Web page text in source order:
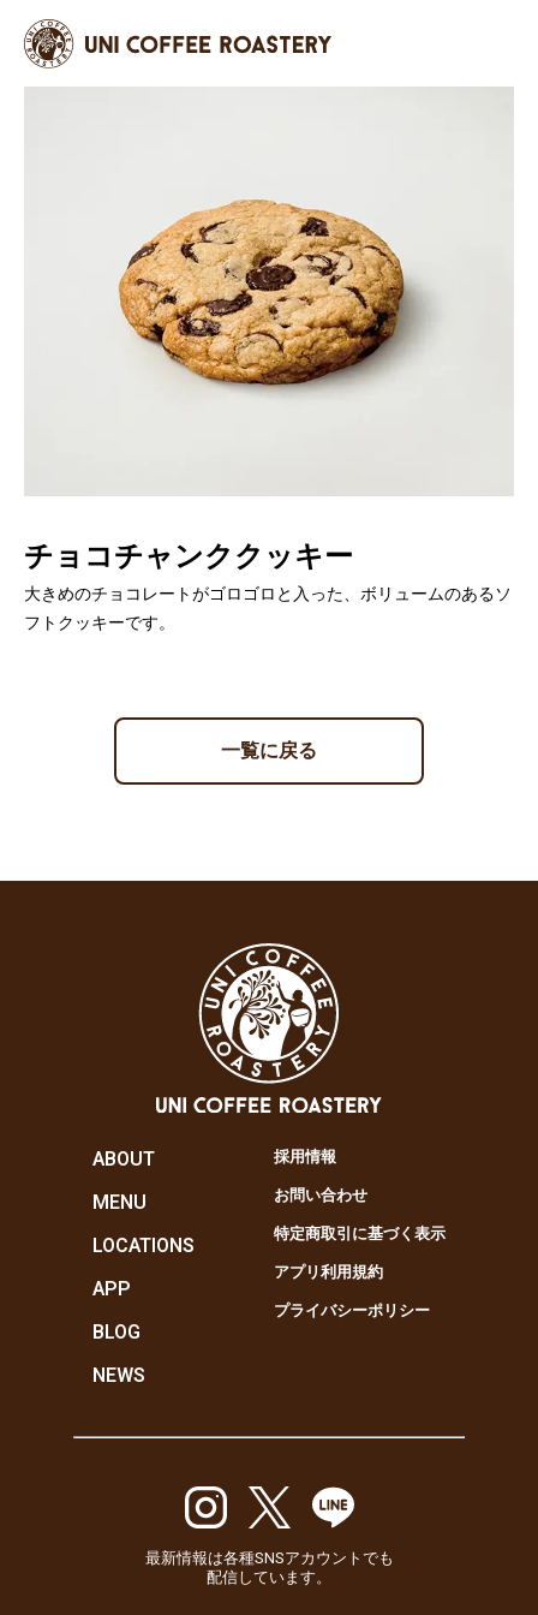
チョコチャンククッキー
大きめのチョコレートがゴロゴロと入った、ボリュームのあるソ
フトクッキーです。
一覧に戻る
ABOUT
MENU
LOCATIONS
APP
BLOG
NEWS
採用情報
お問い合わせ
特定商取引に基づく表示
アプリ利用規約
プライバシーポリシー
最新情報は各種SNSアカウントでも
配信しています。